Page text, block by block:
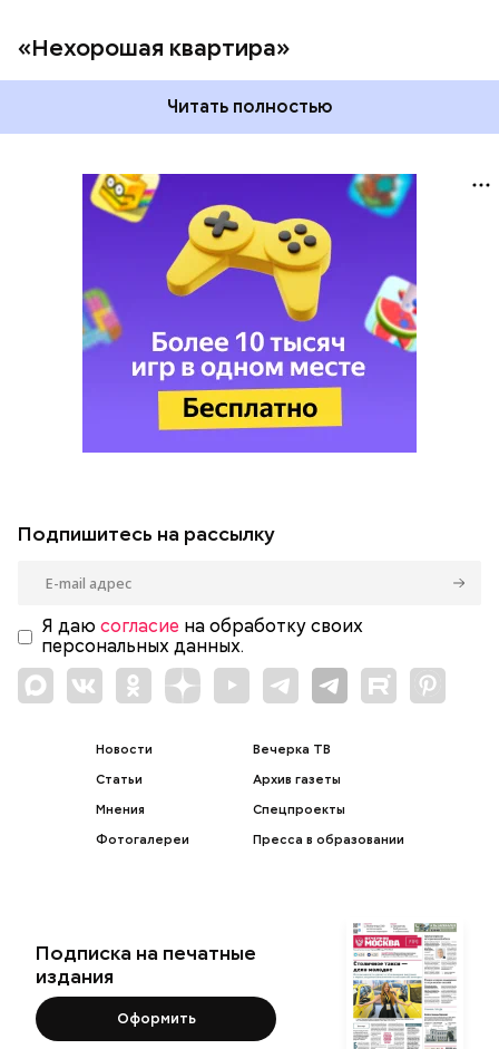
«Нехорошая квартира»
Читать полностью
Подпишитесь на рассылку
Я даю согласие на обработку своих
персональных данных.
Новости
Статьи
Мнения
Фотогалереи
Вечерка ТВ
Архив газеты
Спецпроекты
Пресса в образовании
Подписка на печатные
издания
Оформить